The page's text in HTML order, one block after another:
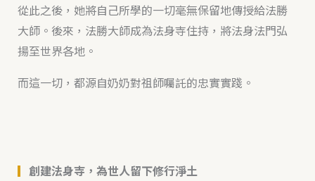
從此之後，她將自己所學的一切毫無保留地傳授給法勝
大師。後來，法勝大師成為法身寺住持，將法身法門弘
揚至世界各地。
而這一切，都源自奶奶對祖師囑託的忠實實踐。
▎ 創建法身寺，為世人留下修行淨土